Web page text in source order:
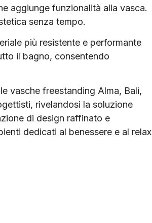
aggiunge funzionalità alla vasca.
senza tempo.
più resistente e performante
il bagno, consentendo
vasche freestanding Alma, Bali,
rivelandosi la soluzione
di design raffinato e
dedicati al benessere e al relax